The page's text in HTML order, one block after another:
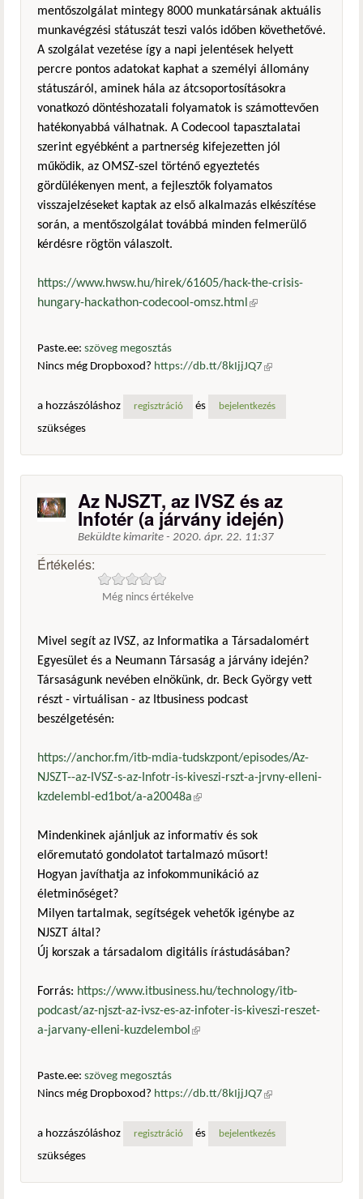
mentőszolgálat mintegy 8000 munkatársának aktuális
munkavégzési státuszát teszi valós időben követhetővé.
A szolgálat vezetése így a napi jelentések helyett
percre pontos adatokat kaphat a személyi állomány
státuszáról, aminek hála az átcsoportosításokra
vonatkozó döntéshozatali folyamatok is számottevően
hatékonyabbá válhatnak. A Codecool tapasztalatai
szerint egyébként a partnerség kifejezetten jól
működik, az OMSZ-szel történő egyeztetés
gördülékenyen ment, a fejlesztők folyamatos
visszajelzéseket kaptak az első alkalmazás elkészítése
során, a mentőszolgálat továbbá minden felmerülő
kérdésre rögtön válaszolt.
https://www.hwsw.hu/hirek/61605/hack-the-crisis-
hungary-hackathon-codecool-omsz.html(külső hivatkozás)
Paste.ee: szöveg megosztás
Nincs még Dropboxod? https://db.tt/8kIjjJQ7 (külső
a hozzászóláshoz
regisztráció és bejelentkezés
szükséges
Az NJSZT, az IVSZ és az
Infotér (a járvány idején)
Beküldte kimarite - 2020. ápr. 22. 11:37
Értékelés:
Még nincs értékelve
Mivel segít az IVSZ, az Informatika a Társadalomért
Egyesület és a Neumann Társaság a járvány idején?
Társaságunk nevében elnökünk, dr. Beck György vett
részt - virtuálisan - az Itbusiness podcast
beszélgetésén:
https://anchor.fm/itb-mdia-tudskzpont/episodes/Az-
NJSZT--az-IVSZ-s-az-Infotr-is-kiveszi-rszt-a-jrvny-elleni-
kzdelembl-ed1bot/a-a20048a(külső hivatkozás)
Mindenkinek ajánljuk az informatív és sok
előremutató gondolatot tartalmazó műsort!
Hogyan javíthatja az infokommunikáció az
életminőséget?
Milyen tartalmak, segítségek vehetők igénybe az
NJSZT által?
Új korszak a társadalom digitális írástudásában?
Forrás: https://www.itbusiness.hu/technology/itb-
podcast/az-njszt-az-ivsz-es-az-infoter-is-kiveszi-reszet-
a-jarvany-elleni-kuzdelembol(külső hivatkozás)
Paste.ee: szöveg megosztás
Nincs még Dropboxod? https://db.tt/8kIjjJQ7 (külső
a hozzászóláshoz
regisztráció és bejelentkezés
szükséges